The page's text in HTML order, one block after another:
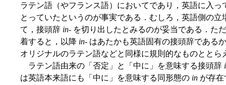
ラテン語（やフランス語）においてであり，英語に入
とっていたというのが事実である．むしろ，英語側の
て，接頭辞 in- を切り出したとみるのが妥当である．た
着すると，以降 in- はあたかも英語固有の接頭辞である
オリジナルのラテン語などと同様に規則的なものととら
ラテン語由来の「否定」と「中に」を意味する接頭辞
は英語本来語にも「中に」を意味する同形態の in が存